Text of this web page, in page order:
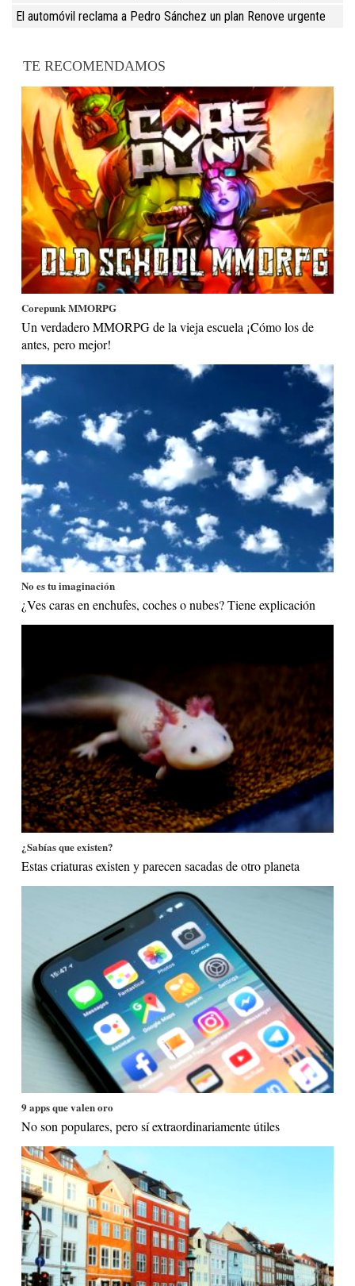
El automóvil reclama a Pedro Sánchez un plan Renove urgente
TE RECOMENDAMOS
Corepunk MMORPG
Un verdadero MMORPG de la vieja escuela ¡Cómo los de
antes, pero mejor!
No es tu imaginación
¿Ves caras en enchufes, coches o nubes? Tiene explicación
¿Sabías que existen?
Estas criaturas existen y parecen sacadas de otro planeta
9 apps que valen oro
No son populares, pero sí extraordinariamente útiles